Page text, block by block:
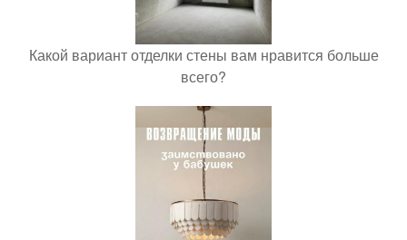
Какой вариант отделки стены вам нравится больше
всего?